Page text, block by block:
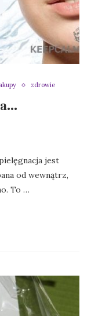
zdrowie
jest
od wewnątrz,
To …